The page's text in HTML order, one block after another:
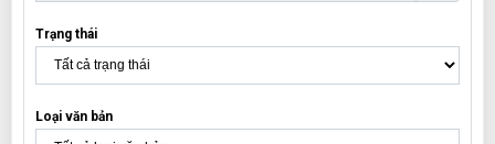
Trạng thái
Loại văn bản